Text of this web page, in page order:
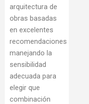
arquitectura de
obras basadas
en excelentes
recomendaciones
manejando la
sensibilidad
adecuada para
elegir que
combinación